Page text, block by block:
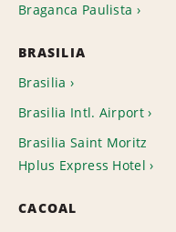
Braganca Paulista
BRASILIA
Brasilia
Brasilia Intl. Airport
Brasilia Saint Moritz
Hplus Express Hotel
CACOAL